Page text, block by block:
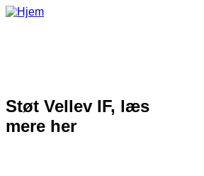
Gå til hovedindhold
Støt Vellev IF, læs
mere her